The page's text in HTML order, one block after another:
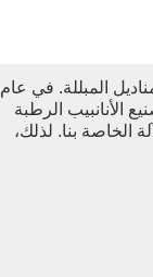
المبللة. في عام
الأنانبيب الرطبة
الخاصة بنا. لذلك،